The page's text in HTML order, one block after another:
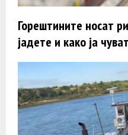
Горештините носат
јадете и како ја